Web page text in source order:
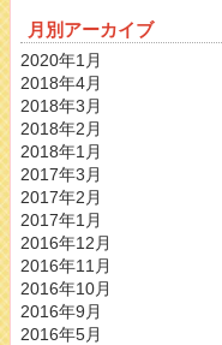
月別アーカイブ
2020年1月
2018年4月
2018年3月
2018年2月
2018年1月
2017年3月
2017年2月
2017年1月
2016年12月
2016年11月
2016年10月
2016年9月
2016年5月